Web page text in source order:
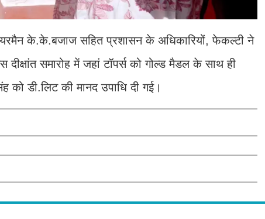
चेयरमैन के.के.बजाज सहित प्रशासन के अधिकारियों, फेकल्टी ने
समारोह में जहां टॉपर्स को गोल्ड मैडल के साथ ही
को डी.लिट की मानद उपाधि दी गई।